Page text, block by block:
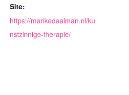
Site:
https://marikedaalman.nl/ku
nstzinnige-therapie/